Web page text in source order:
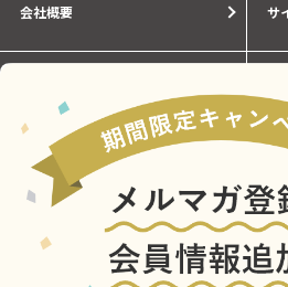
会社概要 サ
Cookieポリシー
お問い合わせ